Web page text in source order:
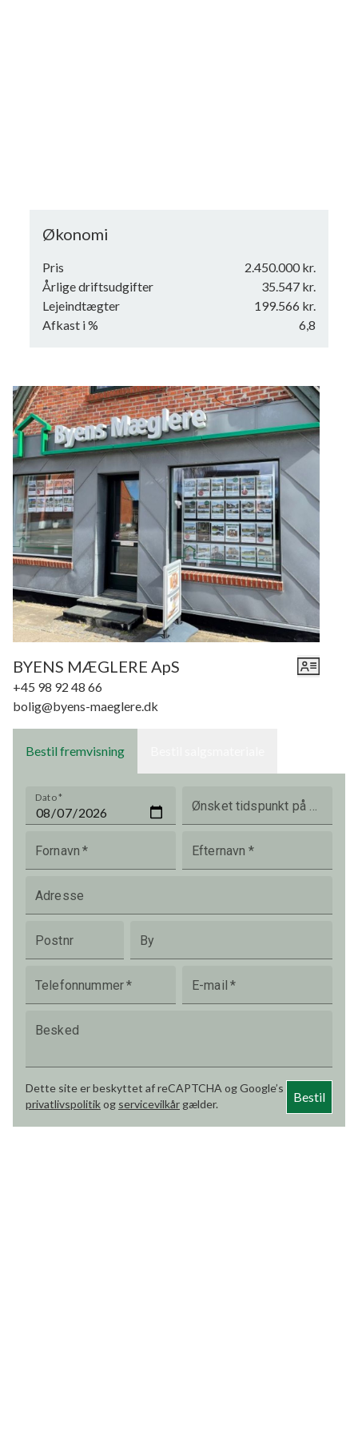
Økonomi
Pris
2.450.000 kr.
Årlige driftsudgifter
35.547 kr.
Lejeindtægter
199.566 kr.
Afkast i %
6,8
BYENS MÆGLERE ApS
+45 98 92 48 66
bolig@byens-maeglere.dk
Bestil fremvisning
Dato*
Ønsket tidspunkt på dagen
Fornavn * Efternavn *
Adresse
Postnr By
Telefonnummer* E-mail *
Besked
Dette site er beskyttet af reCAPTCHA og Google’s
privatlivspolitikog servicevilkår gælder. Bestil